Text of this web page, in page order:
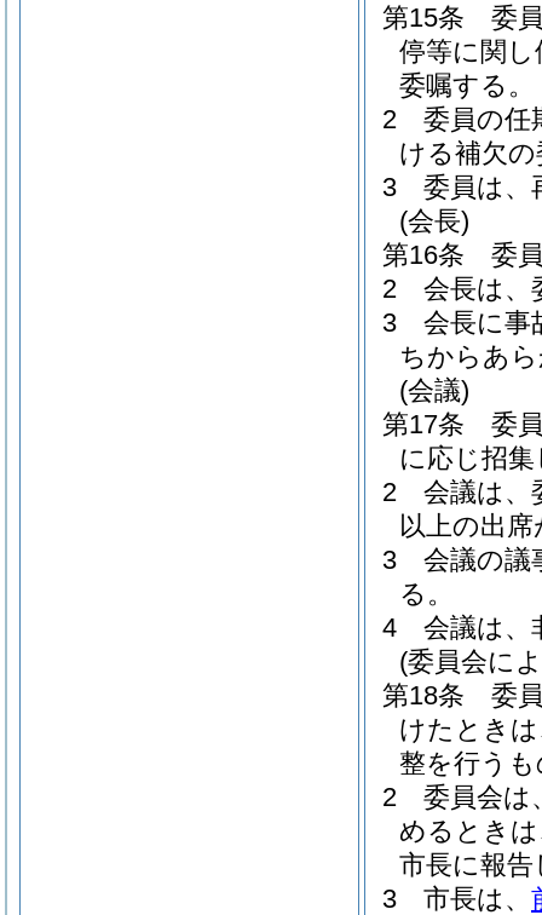
第15条
委
停等に関
委嘱する。
2
委員の任
ける補欠
3
委員は、
(会長)
第16条
委
2
会長は、
3
会長に事
ちからあ
(会議)
第17条
委
に応じ招
2
会議は、
以上の出
3
会議の議
る。
4
会議は、
(委員会に
第18条
委
けたとき
整を行う
2
委員会は
めるとき
市長に報
3
市長は、